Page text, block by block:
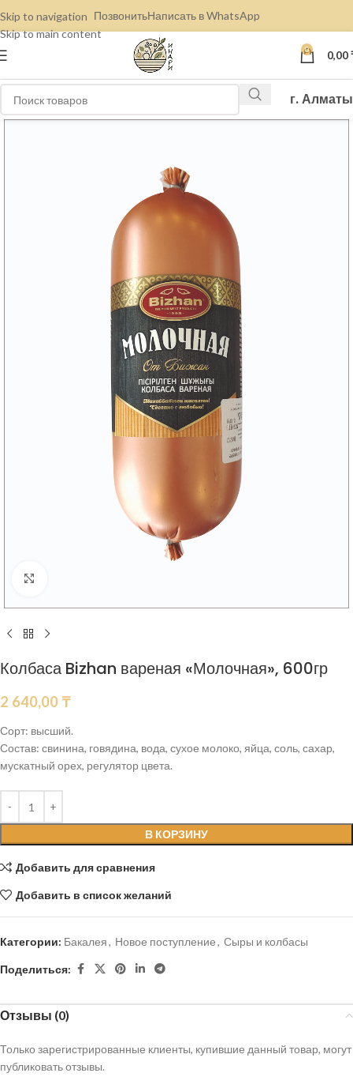
Skip to navigation
Skip to main content
ПозвонитьНаписать в WhatsApp
0 0,00
г. Алматы
Колбаса Bizhan вареная «Молочная», 600гр
2 640,00 ₸
Сорт: высший.
Состав: свинина, говядина, вода, сухое молоко, яйца, соль, сахар,
мускатный орех, регулятор цвета.
В КОРЗИНУ
Добавить для сравнения
Добавить в список желаний
Категории: Бакалея, Новое поступление, Сыры и колбасы
Поделиться:
Отзывы (0)
Только зарегистрированные клиенты, купившие данный товар, могут
публиковать отзывы.